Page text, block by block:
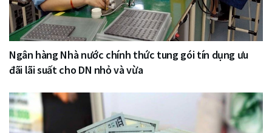
Ngân hàng Nhà nước chính thức tung gói tín dụng ưu
đãi lãi suất cho DN nhỏ và vừa